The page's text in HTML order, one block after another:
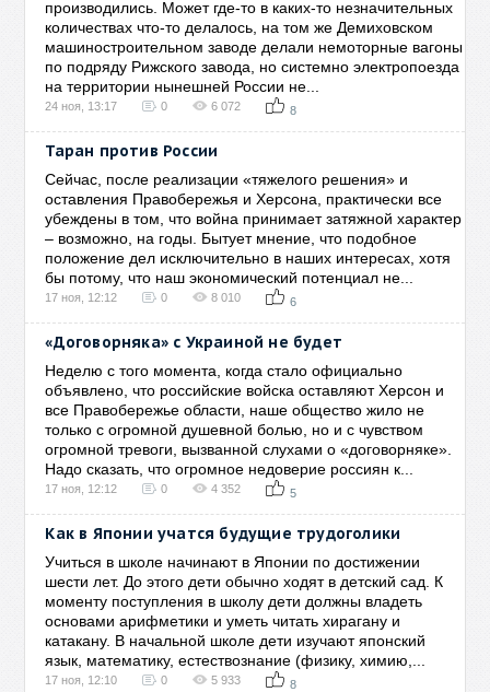
производились. Может где-то в каких-то незначительных
количествах что-то делалось, на том же Демиховском
машиностроительном заводе делали немоторные вагоны
по подряду Рижского завода, но системно электропоезда
на территории нынешней России не...
24 ноя, 13:17 0 6 072 8
Таран против России
Сейчас, после реализации «тяжелого решения» и
оставления Правобережья и Херсона, практически все
убеждены в том, что война принимает затяжной характер
– возможно, на годы. Бытует мнение, что подобное
положение дел исключительно в наших интересах, хотя
бы потому, что наш экономический потенциал не...
17 ноя, 12:12 0 8 010 6
«Договорняка» с Украиной не будет
Неделю с того момента, когда стало официально
объявлено, что российские войска оставляют Херсон и
все Правобережье области, наше общество жило не
только с огромной душевной болью, но и с чувством
огромной тревоги, вызванной слухами о «договорняке».
Надо сказать, что огромное недоверие россиян к...
17 ноя, 12:12 0 4 352 5
Как в Японии учатся будущие трудоголики
Учиться в школе начинают в Японии по достижении
шести лет. До этого дети обычно ходят в детский сад. К
моменту поступления в школу дети должны владеть
основами арифметики и уметь читать хирагану и
катакану. В начальной школе дети изучают японский
язык, математику, естествознание (физику, химию,...
17 ноя, 12:10 0 5 933 8